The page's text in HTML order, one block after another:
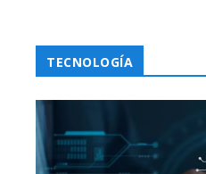
TECNOLOGÍA